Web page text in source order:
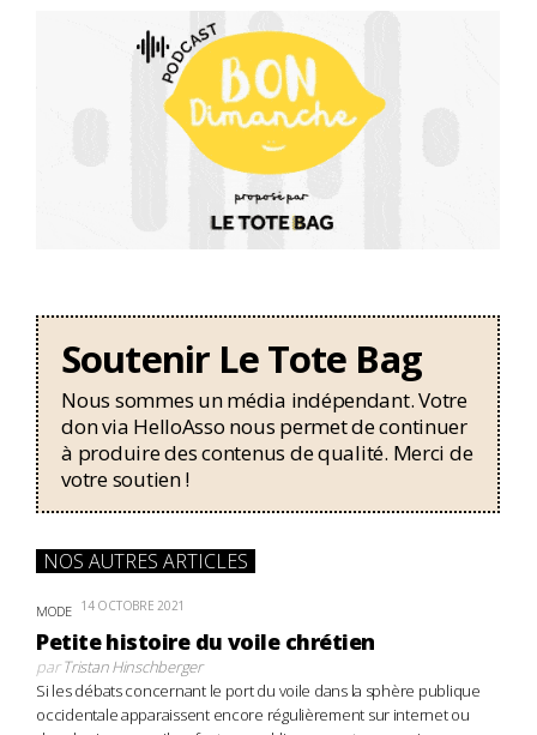
Soutenir Le Tote Bag
Nous sommes un média indépendant. Votre
don via HelloAsso nous permet de continuer
à produire des contenus de qualité. Merci de
votre soutien !
NOS AUTRES ARTICLES
MODE 14 OCTOBRE 2021
Petite histoire du voile chrétien
parTristan Hinschberger
Si les débats concernant le port du voile dans la sphère publique
occidentale apparaissent encore régulièrement sur internet ou